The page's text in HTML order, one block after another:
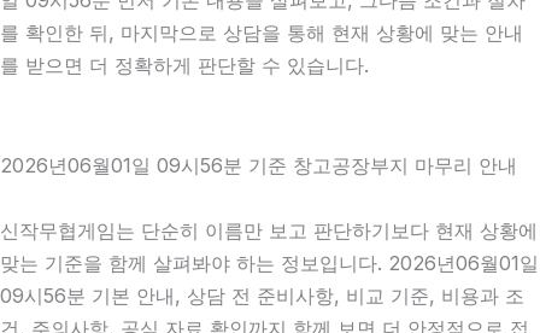
를 확인한 뒤, 마지막으로 상담을 통해 현재 상황에 맞는 안내
를 받으면 더 정확하게 판단할 수 있습니다.
2026년06월01일 09시56분 기준 창고공장부지 마무리 안내
신작무협게임는 단순히 이름만 보고 판단하기보다 현재 상황에
맞는 기준을 함께 살펴봐야 하는 정보입니다. 2026년06월01일
09시56분 기본 안내, 상담 전 준비사항, 비교 기준, 비용과 조
건, 주의사항, 공식 자료 확인까지 함께 보면 더 안정적으로 접